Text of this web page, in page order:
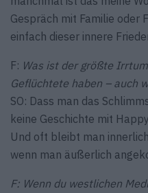
Gespräch mit Familie oder
einfach dieser innere
F: Was ist der größte
Geflüchtete haben – auch
SO: Dass man das
keine Geschichte mit
Und oft bleibt man
wenn man äußerlich
F: Wenn du westlichen